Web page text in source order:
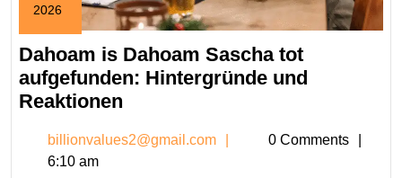
2026
February
3,
2026
Dahoam is Dahoam Sascha tot
aufgefunden: Hintergründe und
Reaktionen
Dahoam
billionvalues2@gmail.com
0 Comments
6:10 am